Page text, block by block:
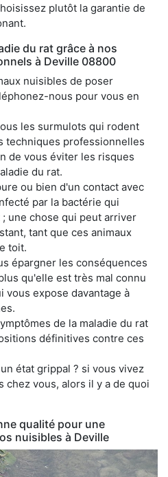
plutôt la garantie de
du rat grâce à nos
à Deville 08800
nuisibles de poser
nous pour vous en
les surmulots qui rodent
techniques professionnelles
de vous éviter les risques
du rat.
ou bien d'un contact avec
par la bactérie qui
une chose qui peut arriver
tant que ces animaux
toit.
épargner les conséquences
qu'elle est très mal connu
vous expose davantage à
de la maladie du rat
définitives contre ces
état grippal ? si vous vivez
chez vous, alors il y a de quoi
qualité pour une
nuisibles à Deville